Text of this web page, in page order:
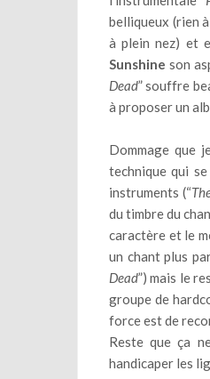
belliqueux (rien
à plein nez) et
Sunshine son
Dead” souffre
à proposer un
Dommage que
technique qui
instruments (“
du timbre du
caractère et le
un chant plus
Dead”) mais le
groupe de
force est de
Reste que ça
handicaper les